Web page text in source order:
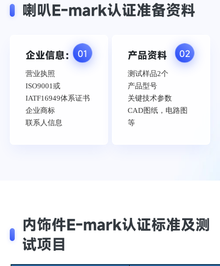
喇叭E-mark认证准备资料
01
企业信息：
营业执照
ISO9001或
IATF16949体系证书
企业商标
联系人信息
02
产品资料
测试样品2个
产品型号
关键技术参数
CAD图纸，电路图
等
内饰件E-mark认证标准及测
试项目